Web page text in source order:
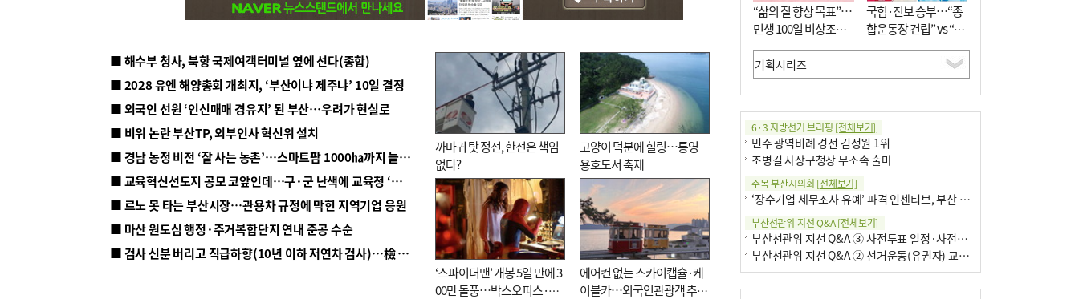
■ 해수부 청사, 북항 국제여객터미널 옆에 선다(종합)
■ 2028 유엔 해양총회 개최지, ‘부산이냐 제주냐’ 10일 결정
■ 외국인 선원 ‘인신매매 경유지’ 된 부산…우려가 현실로
■ 비위 논란 부산TP, 외부인사 혁신위 설치
■ 경남 농정 비전 ‘잘 사는 농촌’…스마트팜 1000㏊까지 늘린다
■ 교육혁신선도지 공모 코앞인데…구·군 난색에 교육청 ‘쩔쩔’
■ 르노 못 타는 부산시장…관용차 규정에 막힌 지역기업 응원
■ 마산 원도심 행정·주거복합단지 연내 준공 수순
■ 검사 신분 버리고 직급하향(10년 이하 저연차 검사)…檢 중수청행 기피
까마귀 탓 정전, 한전은 책임
없다?
고양이 덕분에 힐링…통영
용호도서 축제
‘스파이더맨’ 개봉 5일 만에 3
00만 돌풍…박스오피스·예
에어컨 없는 스카이캡슐·케
이블카…외국인관광객 추억
“삶의 질 향상 목표”…
민생 100일 비상조치
면밀 심사
국힘·진보 승부…“종
합운동장 건립” vs “출
근 공공버스 도입”
6·3 지방선거 브리핑 [전체보기]
민주 광역비례 경선 김정원 1위
조병길 사상구청장 무소속 출마
주목 부산시의회 [전체보기]
‘장수기업 세무조사 유예’ 파격 인센티브, 부산 유출 막을까
부산선관위 지선 Q&A[전체보기]
부산선관위 지선 Q&A ③ 사전투표 일정·사전투표함 보관
부산선관위 지선 Q&A ② 선거운동(유권자) 교육감투표용지